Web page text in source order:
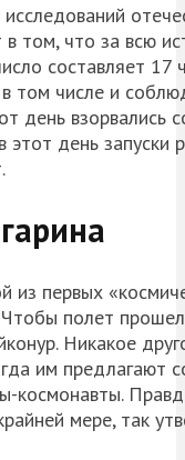
том, что за всю
составляет
в том числе и
день взорвались
этот день
из первых
полет
Никакое
им предлагают
мере, так